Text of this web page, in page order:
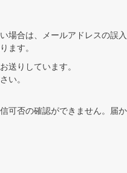
場合は、メールアドレスの誤入
ます。
送りしています。
い。
可否の確認ができません。届か